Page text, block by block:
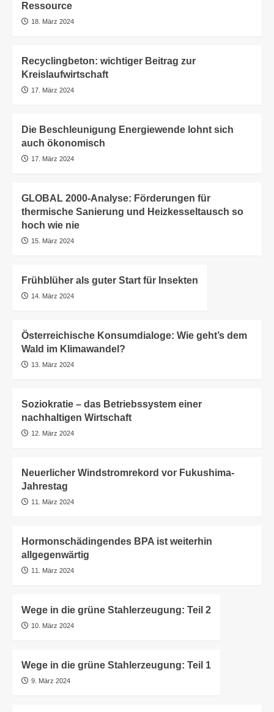
Ressource
18. März 2024
Recyclingbeton: wichtiger Beitrag zur
Kreislaufwirtschaft
17. März 2024
Die Beschleunigung Energiewende lohnt sich
auch ökonomisch
17. März 2024
GLOBAL 2000-Analyse: Förderungen für
thermische Sanierung und Heizkesseltausch so
hoch wie nie
15. März 2024
Frühblüher als guter Start für Insekten
14. März 2024
Österreichische Konsumdialoge: Wie geht’s dem
Wald im Klimawandel?
13. März 2024
Soziokratie – das Betriebssystem einer
nachhaltigen Wirtschaft
12. März 2024
Neuerlicher Windstromrekord vor Fukushima-
Jahrestag
11. März 2024
Hormonschädingendes BPA ist weiterhin
allgegenwärtig
11. März 2024
Wege in die grüne Stahlerzeugung: Teil 2
10. März 2024
Wege in die grüne Stahlerzeugung: Teil 1
9. März 2024